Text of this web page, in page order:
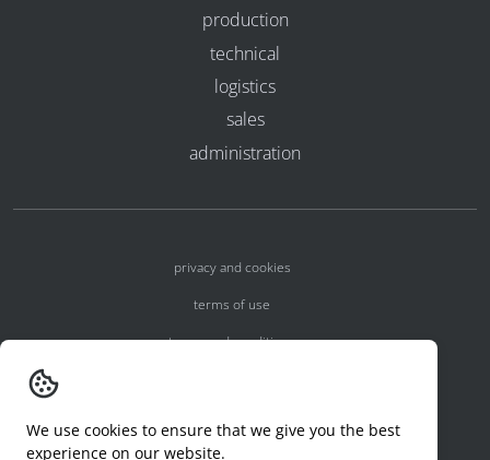
production
technical
logistics
sales
administration
privacy and cookies
terms of use
terms and conditions
code of conduct
We use cookies to ensure that we give you the best
experience on our website.